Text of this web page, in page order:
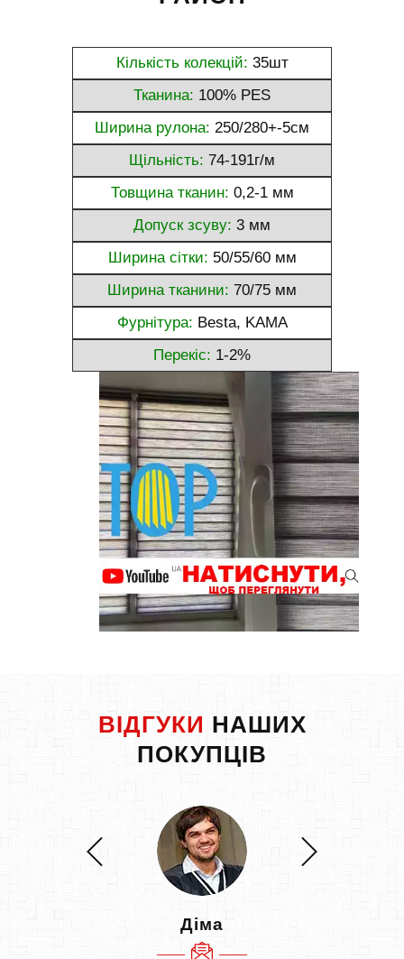
Кількість колекцій: 35шт
Тканина: 100% PES
Ширина рулона: 250/280+-5см
Щільність: 74-191г/м
Товщина тканин: 0,2-1 мм
Допуск зсуву: 3 мм
Ширина сітки: 50/55/60 мм
Ширина тканини: 70/75 мм
Фурнітура: Besta, KAMA
Перекіс: 1-2%
ВІДГУКИ НАШИХ
ПОКУПЦІВ
Діма